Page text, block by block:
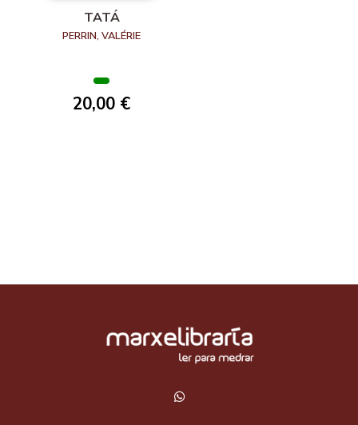
TATÁ
PERRIN, VALÉRIE
20,00 €